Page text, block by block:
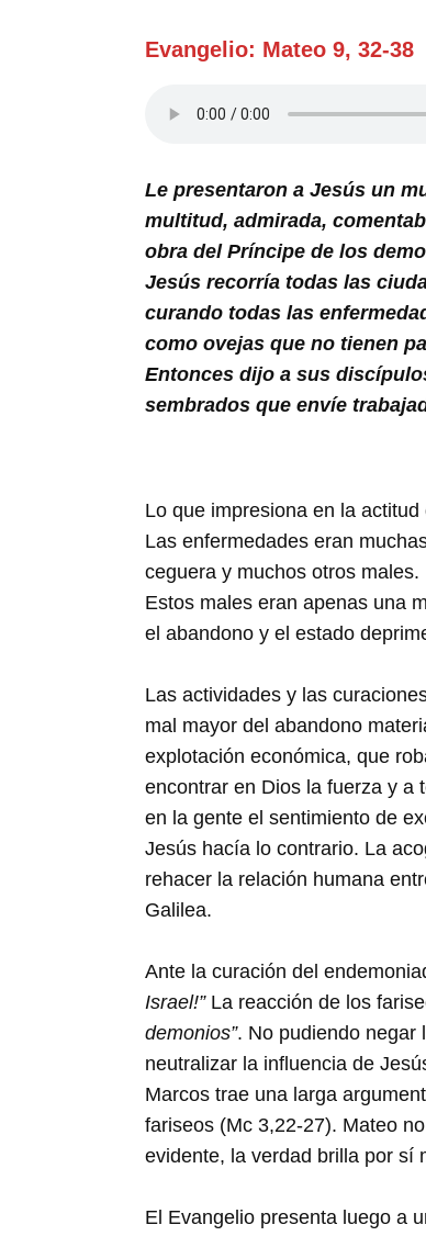
Evangelio: Mateo 9, 32-38
Le presentaron a Jesús un
multitud, admirada,
obra del Príncipe de los
Jesús recorría todas las
curando todas las
como ovejas que no tienen
Entonces dijo a sus
sembrados que envíe
Lo que impresiona en la
Las enfermedades eran
ceguera y muchos otros males.
Estos males eran apenas una
el abandono y el estado
Las actividades y las
mal mayor del abandono
explotación económica, que
encontrar en Dios la fuerza y a
en la gente el sentimiento de
Jesús hacía lo contrario. La
rehacer la relación humana
Galilea.
Ante la curación del
Israel!”La reacción de los
demonios”. No pudiendo negar
neutralizar la influencia de
Marcos trae una larga
fariseos (Mc 3,22-27). Mateo
evidente, la verdad brilla por sí
El Evangelio presenta luego a